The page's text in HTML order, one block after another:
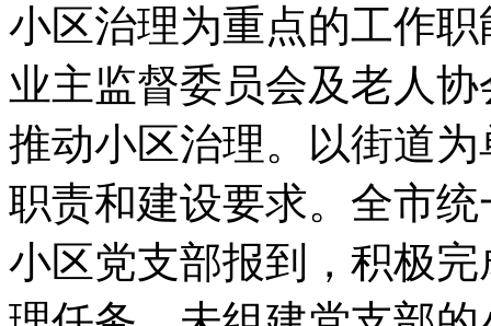
小区治理为重点的工作
业主监督委员会及老人
推动小区治理。以街道
职责和建设要求。全市
小区党支部报到，积极